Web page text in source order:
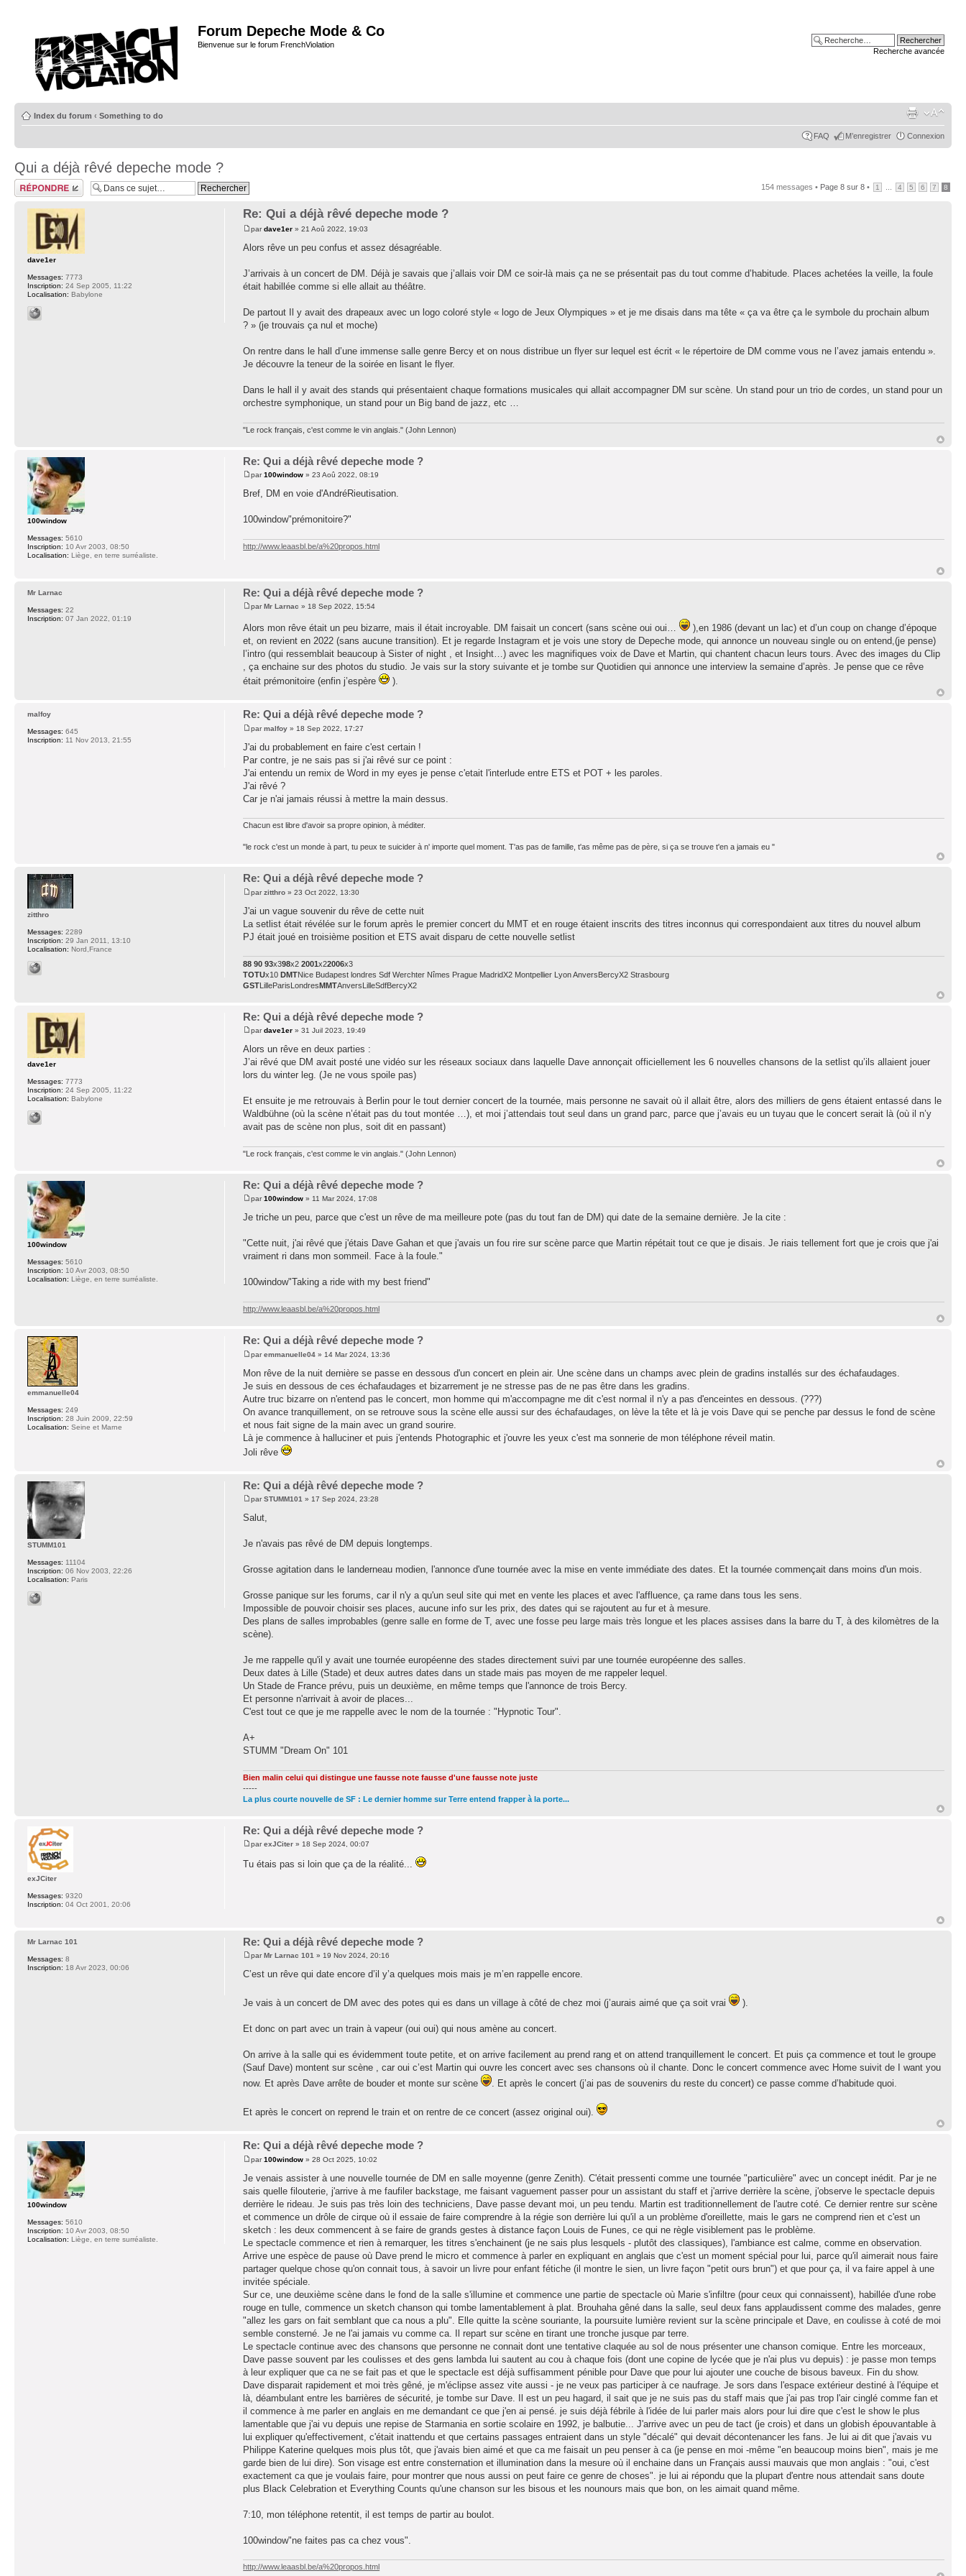
Forum Depeche Mode & Co
Bienvenue sur le forum FrenchViolation
Recherche avancée
Index du forum ‹ Something to do
FAQ M’enregistrer Connexion
Qui a déjà rêvé depeche mode ?
Répondre 154 messages • Page 8 sur 8 • 1 4 5 6 7 8
Re: Qui a déjà rêvé depeche mode ?
pardave1er » 21 Aoû 2022, 19:03
Alors rêve un peu confus et assez désagréable.
J’arrivais à un concert de DM. Déjà je savais que j’allais voir DM ce soir-là mais ça ne se présentait pas du tout comme d’habitude. Places achetées la veille, la foule
était habillée comme si elle allait au théâtre.
De partout Il y avait des drapeaux avec un logo coloré style « logo de Jeux Olympiques » et je me disais dans ma tête « ça va être ça le symbole du prochain album
? » (je trouvais ça nul et moche)
On rentre dans le hall d’une immense salle genre Bercy et on nous distribue un flyer sur lequel est écrit « le répertoire de DM comme vous ne l’avez jamais entendu ».
Je découvre la teneur de la soirée en lisant le flyer.
Dans le hall il y avait des stands qui présentaient chaque formations musicales qui allait accompagner DM sur scène. Un stand pour un trio de cordes, un stand pour un
orchestre symphonique, un stand pour un Big band de jazz, etc …
"Le rock français, c'est comme le vin anglais." (John Lennon)
dave1er
Messages: 7773
Inscription: 24 Sep 2005, 11:22
Localisation: Babylone
Re: Qui a déjà rêvé depeche mode ?
par100window » 23 Aoû 2022, 08:19
Bref, DM en voie d'AndréRieutisation.
100window"prémonitoire?"
http://www.leaasbl.be/a%20propos.html
100window
Messages: 5610
Inscription: 10 Avr 2003, 08:50
Localisation: Liège, en terre surréaliste.
Re: Qui a déjà rêvé depeche mode ?
parMr Larnac » 18 Sep 2022, 15:54
Alors mon rêve était un peu bizarre, mais il était incroyable. DM faisait un concert (sans scène oui oui…
),en 1986 (devant un lac) et d’un coup on change d’époque
et, on revient en 2022 (sans aucune transition). Et je regarde Instagram et je vois une story de Depeche mode, qui annonce un nouveau single ou on entend,(je pense)
l’intro (qui ressemblait beaucoup à Sister of night , et Insight…) avec les magnifiques voix de Dave et Martin, qui chantent chacun leurs tours. Avec des images du Clip
, ça enchaine sur des photos du studio. Je vais sur la story suivante et je tombe sur Quotidien qui annonce une interview la semaine d’après. Je pense que ce rêve
était prémonitoire (enfin j’espère
).
Mr Larnac
Messages: 22
Inscription: 07 Jan 2022, 01:19
Re: Qui a déjà rêvé depeche mode ?
parmalfoy » 18 Sep 2022, 17:27
J'ai du probablement en faire c'est certain !
Par contre, je ne sais pas si j'ai rêvé sur ce point :
J'ai entendu un remix de Word in my eyes je pense c'etait l'interlude entre ETS et POT + les paroles.
J'ai rêvé ?
Car je n'ai jamais réussi à mettre la main dessus.
Chacun est libre d'avoir sa propre opinion, à méditer.
"le rock c'est un monde à part, tu peux te suicider à n' importe quel moment. T'as pas de famille, t'as même pas de père, si ça se trouve t'en a jamais eu "
malfoy
Messages: 645
Inscription: 11 Nov 2013, 21:55
Re: Qui a déjà rêvé depeche mode ?
parzitthro » 23 Oct 2022, 13:30
J'ai un vague souvenir du rêve de cette nuit
La setlist était révélée sur le forum après le premier concert du MMT et en rouge étaient inscrits des titres inconnus qui correspondaient aux titres du nouvel album
PJ était joué en troisième position et ETS avait disparu de cette nouvelle setlist
88 90 93x398x22001x22006x3
TOTUx10DMTNice Budapest londres Sdf Werchter Nîmes Prague MadridX2 Montpellier Lyon AnversBercyX2 Strasbourg
GSTLilleParisLondresMMTAnversLilleSdfBercyX2
zitthro
Messages: 2289
Inscription: 29 Jan 2011, 13:10
Localisation: Nord,France
Re: Qui a déjà rêvé depeche mode ?
pardave1er » 31 Juil 2023, 19:49
Alors un rêve en deux parties :
J’ai rêvé que DM avait posté une vidéo sur les réseaux sociaux dans laquelle Dave annonçait officiellement les 6 nouvelles chansons de la setlist qu’ils allaient jouer
lors du winter leg. (Je ne vous spoile pas)
Et ensuite je me retrouvais à Berlin pour le tout dernier concert de la tournée, mais personne ne savait où il allait être, alors des milliers de gens étaient entassé dans le
Waldbühne (où la scène n’était pas du tout montée …), et moi j’attendais tout seul dans un grand parc, parce que j’avais eu un tuyau que le concert serait là (où il n’y
avait pas de scène non plus, soit dit en passant)
"Le rock français, c'est comme le vin anglais." (John Lennon)
dave1er
Messages: 7773
Inscription: 24 Sep 2005, 11:22
Localisation: Babylone
Re: Qui a déjà rêvé depeche mode ?
par100window » 11 Mar 2024, 17:08
Je triche un peu, parce que c'est un rêve de ma meilleure pote (pas du tout fan de DM) qui date de la semaine dernière. Je la cite :
"Cette nuit, j'ai rêvé que j'étais Dave Gahan et que j'avais un fou rire sur scène parce que Martin répétait tout ce que je disais. Je riais tellement fort que je crois que j'ai
vraiment ri dans mon sommeil. Face à la foule."
100window"Taking a ride with my best friend"
http://www.leaasbl.be/a%20propos.html
100window
Messages: 5610
Inscription: 10 Avr 2003, 08:50
Localisation: Liège, en terre surréaliste.
Re: Qui a déjà rêvé depeche mode ?
paremmanuelle04 » 14 Mar 2024, 13:36
Mon rêve de la nuit dernière se passe en dessous d'un concert en plein air. Une scène dans un champs avec plein de gradins installés sur des échafaudages.
Je suis en dessous de ces échafaudages et bizarrement je ne stresse pas de ne pas être dans les gradins.
Autre truc bizarre on n'entend pas le concert, mon homme qui m'accompagne me dit c'est normal il n'y a pas d'enceintes en dessous. (???)
On avance tranquillement, on se retrouve sous la scène elle aussi sur des échafaudages, on lève la tête et là je vois Dave qui se penche par dessus le fond de scène
et nous fait signe de la main avec un grand sourire.
Là je commence à halluciner et puis j'entends Photographic et j'ouvre les yeux c'est ma sonnerie de mon téléphone réveil matin.
Joli rêve
emmanuelle04
Messages: 249
Inscription: 28 Juin 2009, 22:59
Localisation: Seine et Marne
Re: Qui a déjà rêvé depeche mode ?
parSTUMM101 » 17 Sep 2024, 23:28
Salut,
Je n'avais pas rêvé de DM depuis longtemps.
Grosse agitation dans le landerneau modien, l'annonce d'une tournée avec la mise en vente immédiate des dates. Et la tournée commençait dans moins d'un mois.
Grosse panique sur les forums, car il n'y a qu'un seul site qui met en vente les places et avec l'affluence, ça rame dans tous les sens.
Impossible de pouvoir choisir ses places, aucune info sur les prix, des dates qui se rajoutent au fur et à mesure.
Des plans de salles improbables (genre salle en forme de T, avec une fosse peu large mais très longue et les places assises dans la barre du T, à des kilomètres de la
scène).
Je me rappelle qu'il y avait une tournée européenne des stades directement suivi par une tournée européenne des salles.
Deux dates à Lille (Stade) et deux autres dates dans un stade mais pas moyen de me rappeler lequel.
Un Stade de France prévu, puis un deuxième, en même temps que l'annonce de trois Bercy.
Et personne n'arrivait à avoir de places...
C'est tout ce que je me rappelle avec le nom de la tournée : "Hypnotic Tour".
A+
STUMM "Dream On" 101
Bien malin celui qui distingue une fausse note fausse d'une fausse note juste
-----
La plus courte nouvelle de SF : Le dernier homme sur Terre entend frapper à la porte...
STUMM101
Messages: 11104
Inscription: 06 Nov 2003, 22:26
Localisation: Paris
Re: Qui a déjà rêvé depeche mode ?
parexJCiter » 18 Sep 2024, 00:07
Tu étais pas si loin que ça de la réalité...
exJCiter
Messages: 9320
Inscription: 04 Oct 2001, 20:06
Re: Qui a déjà rêvé depeche mode ?
parMr Larnac 101 » 19 Nov 2024, 20:16
C’est un rêve qui date encore d’il y’a quelques mois mais je m’en rappelle encore.
Je vais à un concert de DM avec des potes qui es dans un village à côté de chez moi (j’aurais aimé que ça soit vrai ).
Et donc on part avec un train à vapeur (oui oui) qui nous amène au concert.
On arrive à la salle qui es évidemment toute petite, et on arrive facilement au prend rang et on attend tranquillement le concert. Et puis ça commence et tout le groupe
(Sauf Dave) montent sur scène , car oui c’est Martin qui ouvre les concert avec ses chansons où il chante. Donc le concert commence avec Home suivit de I want you
now. Et après Dave arrête de bouder et monte sur scène
. Et après le concert (j’ai pas de souvenirs du reste du concert) ce passe comme d’habitude quoi.
Et après le concert on reprend le train et on rentre de ce concert (assez original oui).
Mr Larnac 101
Messages: 8
Inscription: 18 Avr 2023, 00:06
Re: Qui a déjà rêvé depeche mode ?
par100window » 28 Oct 2025, 10:02
Je venais assister à une nouvelle tournée de DM en salle moyenne (genre Zenith). C'était pressenti comme une tournée "particulière" avec un concept inédit. Par je ne
sais quelle filouterie, j'arrive à me faufiler backstage, me faisant vaguement passer pour un assistant du staff et j'arrive derrière la scène, j'observe le spectacle depuis
derrière le rideau. Je suis pas très loin des techniciens, Dave passe devant moi, un peu tendu. Martin est traditionnellement de l'autre coté. Ce dernier rentre sur scène
et commence un drôle de cirque où il essaie de faire comprendre à la régie son derrière lui qu'il a un problème d'oreillette, mais le gars ne comprend rien et c'est un
sketch : les deux commencent à se faire de grands gestes à distance façon Louis de Funes, ce qui ne règle visiblement pas le problème.
Le spectacle commence et rien à remarquer, les titres s'enchainent (je ne sais plus lesquels - plutôt des classiques), l'ambiance est calme, comme en observation.
Arrive une espèce de pause où Dave prend le micro et commence à parler en expliquant en anglais que c'est un moment spécial pour lui, parce qu'il aimerait nous faire
partager quelque chose qu'on connait tous, à savoir un livre pour enfant fétiche (il montre le sien, un livre façon "petit ours brun") et que pour ça, il va faire appel à une
invitée spéciale.
Sur ce, une deuxième scène dans le fond de la salle s'illumine et commence une partie de spectacle où Marie s'infiltre (pour ceux qui connaissent), habillée d'une robe
rouge en tulle, commence un sketch chanson qui tombe lamentablement à plat. Brouhaha gêné dans la salle, seul deux fans applaudissent comme des malades, genre
"allez les gars on fait semblant que ca nous a plu". Elle quitte la scène souriante, la poursuite lumière revient sur la scène principale et Dave, en coulisse à coté de moi
semble consterné. Je ne l'ai jamais vu comme ca. Il repart sur scène en tirant une tronche jusque par terre.
Le spectacle continue avec des chansons que personne ne connait dont une tentative claquée au sol de nous présenter une chanson comique. Entre les morceaux,
Dave passe souvent par les coulisses et des gens lambda lui sautent au cou à chaque fois (dont une copine de lycée que je n'ai plus vu depuis) : je passe mon temps
à leur expliquer que ca ne se fait pas et que le spectacle est déjà suffisamment pénible pour Dave que pour lui ajouter une couche de bisous baveux. Fin du show.
Dave disparait rapidement et moi très gêné, je m'éclipse assez vite aussi - je ne veux pas participer à ce naufrage. Je sors dans l'espace extérieur destiné à l'équipe et
là, déambulant entre les barrières de sécurité, je tombe sur Dave. Il est un peu hagard, il sait que je ne suis pas du staff mais que j'ai pas trop l'air cinglé comme fan et
il commence à me parler en anglais en me demandant ce que j'en ai pensé. je suis déjà fébrile à l'idée de lui parler mais alors pour lui dire que c'est le show le plus
lamentable que j'ai vu depuis une repise de Starmania en sortie scolaire en 1992, je balbutie... J'arrive avec un peu de tact (je crois) et dans un globish épouvantable à
lui expliquer qu'effectivement, c'était inattendu et que certains passages entraient dans un style "décalé" qui devait décontenancer les fans. Je lui ai dit que j'avais vu
Philippe Katerine quelques mois plus tôt, que j'avais bien aimé et que ca me faisait un peu penser à ca (je pense en moi -même "en beaucoup moins bien", mais je me
garde bien de lui dire). Son visage est entre consternation et illumination dans la mesure où il enchaine dans un Français aussi mauvais que mon anglais : "oui, c'est
exactement ca que je voulais faire, pour montrer que nous aussi on peut faire ce genre de choses". je lui ai répondu que la plupart d'entre nous attendait sans doute
plus Black Celebration et Everything Counts qu'une chanson sur les bisous et les nounours mais que bon, on les aimait quand même.
7:10, mon téléphone retentit, il est temps de partir au boulot.
100window"ne faites pas ca chez vous".
http://www.leaasbl.be/a%20propos.html
100window
Messages: 5610
Inscription: 10 Avr 2003, 08:50
Localisation: Liège, en terre surréaliste.